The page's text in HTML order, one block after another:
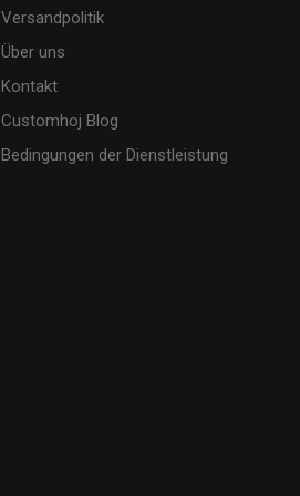
Versandpolitik
Über uns
Kontakt
Customhoj Blog
Bedingungen der Dienstleistung